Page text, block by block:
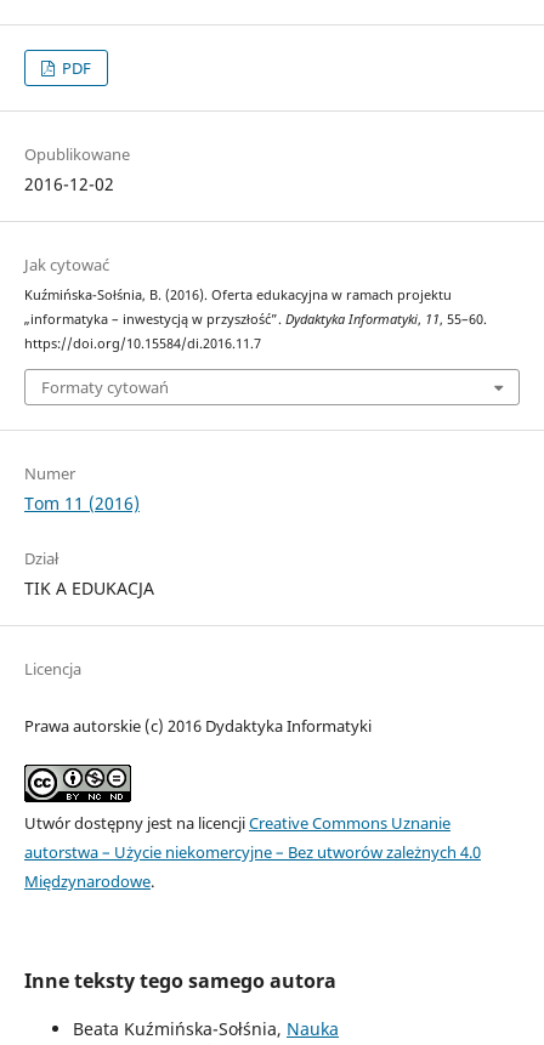
PDF
Opublikowane
2016-12-02
Jak cytować
Kuźmińska-Sołśnia, B. (2016). Oferta edukacyjna w ramach projektu
„informatyka – inwestycją w przyszłość”. Dydaktyka Informatyki, 11, 55–60.
https://doi.org/10.15584/di.2016.11.7
Formaty cytowań
Numer
Tom 11 (2016)
Dział
TIK A EDUKACJA
Licencja
Prawa autorskie (c) 2016 Dydaktyka Informatyki
Utwór dostępny jest na licencjiCreative Commons Uznanie
autorstwa – Użycie niekomercyjne – Bez utworów zależnych 4.0
Międzynarodowe.
Inne teksty tego samego autora
Beata Kuźmińska-Sołśnia, Nauka